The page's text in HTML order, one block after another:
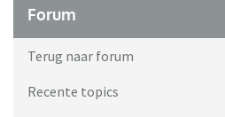
Forum
Terug naar forum
Recente topics